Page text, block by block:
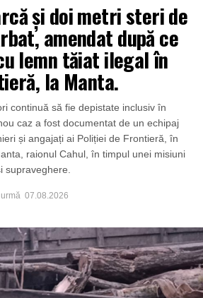
și doi metri steri de
amendat după ce
lemn tăiat ilegal în
la Manta.
continuă să fie depistate inclusiv în
caz a fost documentat de un echipaj
și angajați ai Poliției de Frontieră, în
raionul Cahul, în timpul unei misiuni
supraveghere.
07.08.2026